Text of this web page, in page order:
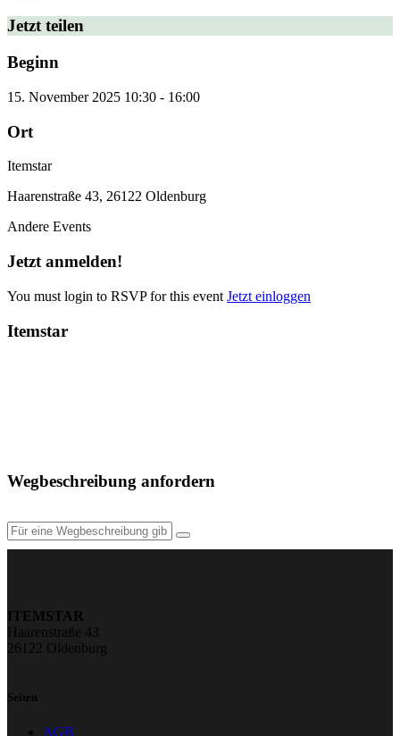
Jetzt teilen
Beginn
15. November 2025 10:30 - 16:00
Ort
Itemstar
Haarenstraße 43, 26122 Oldenburg
Andere Events
Jetzt anmelden!
You must login to RSVP for this event Jetzt einloggen
Itemstar
Wegbeschreibung anfordern
ITEMSTAR
Haarenstraße 43
26122 Oldenburg
Seiten
AGB